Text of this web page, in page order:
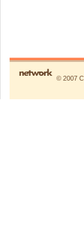
© 2007